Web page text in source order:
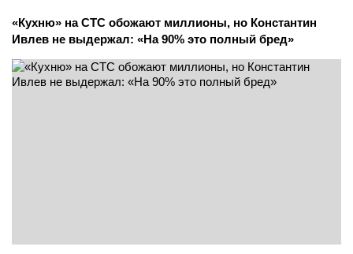
«Кухню» на СТС обожают миллионы, но Константин
Ивлев не выдержал: «На 90% это полный бред»